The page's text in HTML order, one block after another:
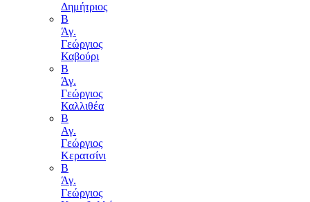
Δημήτριος
Β
Άγ.
Γεώργιος
Καβούρι
Β
Άγ.
Γεώργιος
Καλλιθέα
Β
Αγ.
Γεώργιος
Κερατσίνι
Β
Άγ.
Γεώργιος